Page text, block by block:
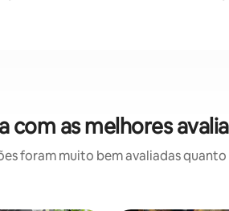
as melhores
foram muito bem avaliadas